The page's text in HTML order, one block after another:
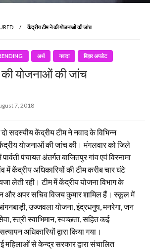
केंद्रीय टीम ने की योजनाओं की जांच
अर्थ नवादा बिहार अपडेट
योजनाओं की जांच
7, 2018
सदस्यीय केंद्रीय टीम ने नवाद के विभिन्न
योजनाओं की जांच की। मंगलवार को जिले
पंचायत अंतर्गत बाजितपुर गांव एवं विरनामा
में केंद्रीय अधिकारियों की टीम करीब चार घंटे
लेती रही। टीम में केंद्रीय योजना विभाग के
और अपर सचिव विजय कुमार शामिल हैं। स्कूल में
उज्जवला योजना, इंद्रधनुष, मनरेगा, जन
स्त्री स्वाभिमान, स्वच्छता, सहित कई
अधिकारियों द्वारा किया गया।
महिलाओं से केन्द्र सरकार द्वारा संचालित